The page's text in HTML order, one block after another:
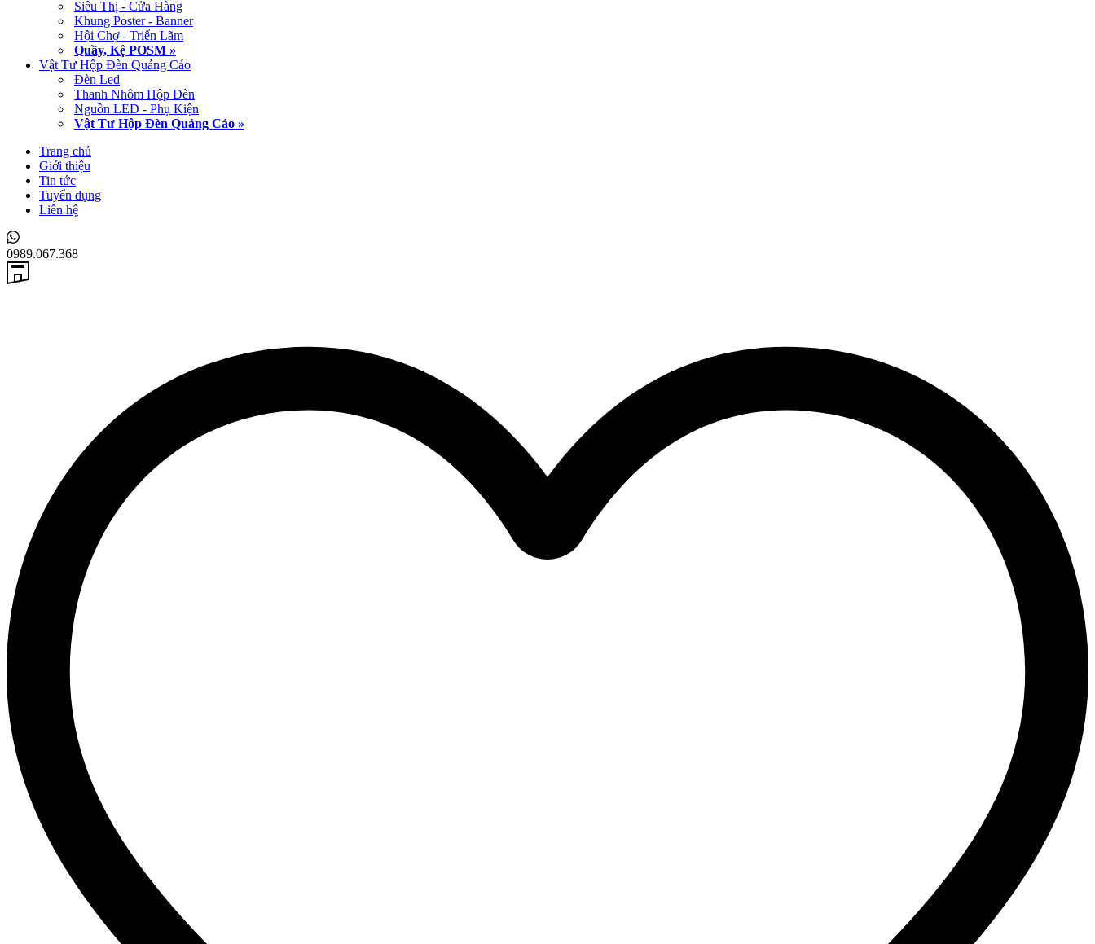
Siêu Thị - Cửa Hàng
Khung Poster - Banner
Hội Chợ - Triển Lãm
Quầy, Kệ POSM »
Vật Tư Hộp Đèn Quảng Cáo
Đèn Led
Thanh Nhôm Hộp Đèn
Nguồn LED - Phụ Kiện
Vật Tư Hộp Đèn Quảng Cáo »
Trang chủ
Giới thiệu
Tin tức
Tuyển dụng
Liên hệ
0989.067.368